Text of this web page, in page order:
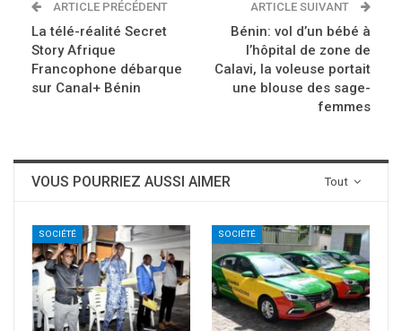
ARTICLE PRÉCÉDENT
La télé-réalité Secret
Story Afrique
Francophone débarque
sur Canal+ Bénin
ARTICLE SUIVANT
Bénin: vol d’un bébé à
l’hôpital de zone de
Calavi, la voleuse portait
une blouse des sage-
femmes
Tout
VOUS POURRIEZ AUSSI AIMER
SOCIÉTÉ SOCIÉTÉ